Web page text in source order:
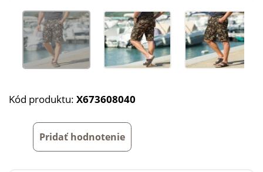
Kód produktu: X673608040
Pridať hodnotenie